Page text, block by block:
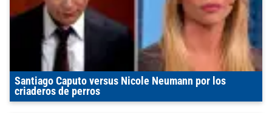
Santiago Caputo versus Nicole Neumann por los
criaderos de perros